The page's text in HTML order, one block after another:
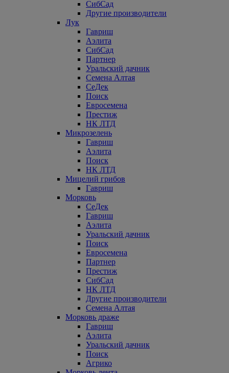
СибСад
Другие производители
Лук
Гавриш
Аэлита
СибСад
Партнер
Уральский дачник
Семена Алтая
СеДек
Поиск
Евросемена
Престиж
НК ЛТД
Микрозелень
Гавриш
Аэлита
Поиск
НК ЛТД
Мицелий грибов
Гавриш
Морковь
СеДек
Гавриш
Аэлита
Уральский дачник
Поиск
Евросемена
Партнер
Престиж
СибСад
НК ЛТД
Другие производители
Семена Алтая
Морковь драже
Гавриш
Аэлита
Уральский дачник
Поиск
Агрико